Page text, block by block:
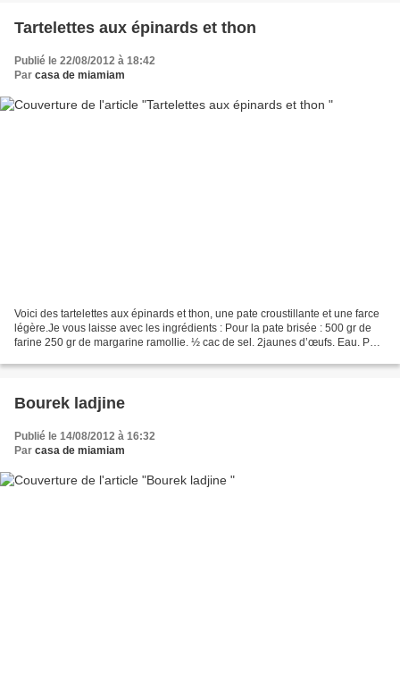
Tartelettes aux épinards et thon
Publié le 22/08/2012 à 18:42
Par casa de miamiam
Voici des tartelettes aux épinards et thon, une pate croustillante et une farce
légère.Je vous laisse avec les ingrédients : Pour la pate brisée : 500 gr de
farine 250 gr de margarine ramollie. ½ cac de sel. 2jaunes d’œufs. Eau. Pour
Bourek ladjine
Publié le 14/08/2012 à 16:32
Par casa de miamiam